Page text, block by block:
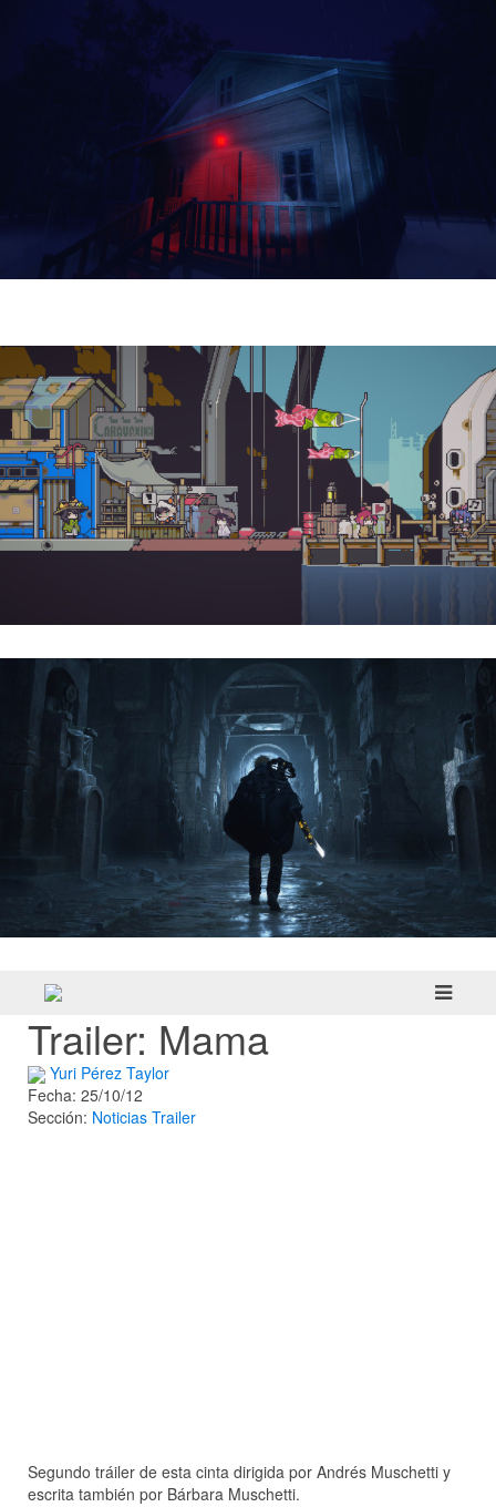
Trailer: Mama
Yuri Pérez Taylor
Fecha: 25/10/12
Sección: Noticias Trailer
Segundo tráiler de esta cinta dirigida por Andrés Muschetti y
escrita también por Bárbara Muschetti.